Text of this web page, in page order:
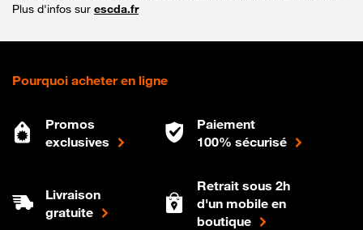
Plus d'infos sur escda.fr
Pourquoi acheter en ligne
Promos
exclusives
Paiement
100% sécurisé
Livraison
gratuite
Retrait sous 2h
d'un mobile en
boutique